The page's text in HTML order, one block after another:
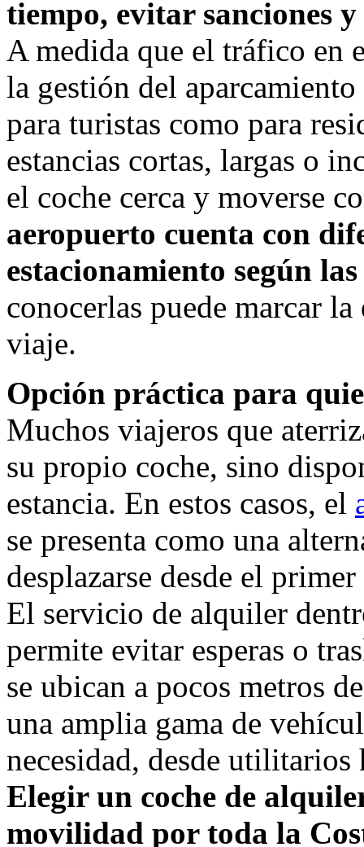
tiempo, evitar sanciones
A medida que el tráfico en
la gestión del
para turistas como para
estancias cortas, largas o
el coche cerca y moverse
aeropuerto cuenta con
estacionamiento según
conocerlas puede marcar
viaje.
Opción práctica para
Muchos viajeros que
su propio coche, sino
estancia. En estos casos, el
se presenta como una
desplazarse desde el
El servicio de alquiler
permite evitar esperas o
se ubican a pocos metros
una amplia gama de
necesidad, desde
Elegir un coche de
movilidad por toda la